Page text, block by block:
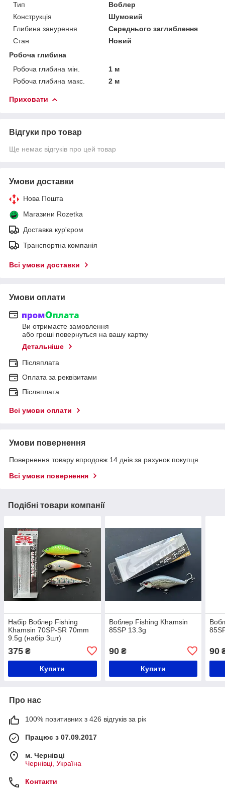
Тип
Воблер
Конструкція
Шумовий
Глибина занурення
Середнього заглиблення
Стан
Новий
Робоча глибина
Робоча глибина мін.
1 м
Робоча глибина макс.
2 м
Приховати
Відгуки про товар
Ще немає відгуків про цей товар
Умови доставки
Нова Пошта
Магазини Rozetka
Доставка кур'єром
Транспортна компанія
Всі умови доставки
Умови оплати
Ви отримаєте замовлення
або гроші повернуться на вашу картку
Детальніше
Післяплата
Оплата за реквізитами
Післяплата
Всі умови оплати
Умови повернення
Повернення товару впродовж 14 днів за рахунок покупця
Всі умови повернення
Подібні товари компанії
Набір Воблер Fishing
Khamsin 70SP-SR 70mm
9.5g (набір 3шт)
375 ₴
Купити
Воблер Fishing Khamsin
85SP 13.3g
90₴
Купити
90
Про нас
100% позитивних з 426 відгуків за рік
Працює з 07.09.2017
м. Чернівці
Чернівці, Україна
Контакти